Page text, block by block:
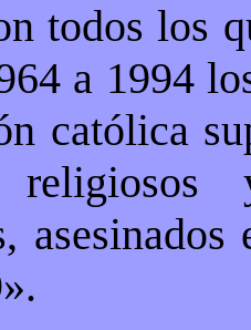
todos los
a 1994
católica